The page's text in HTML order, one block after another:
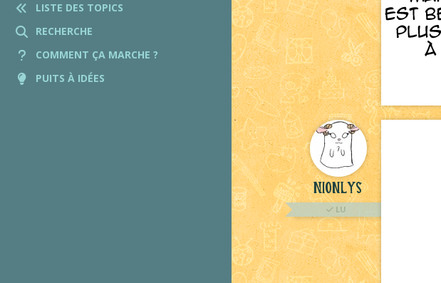
LISTE DES TOPICS
RECHERCHE
COMMENT ÇA MARCHE ?
PUITS À IDÉES
Nionlys
LU